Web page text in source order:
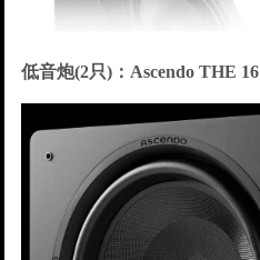
低音炮(2只)：Ascendo THE